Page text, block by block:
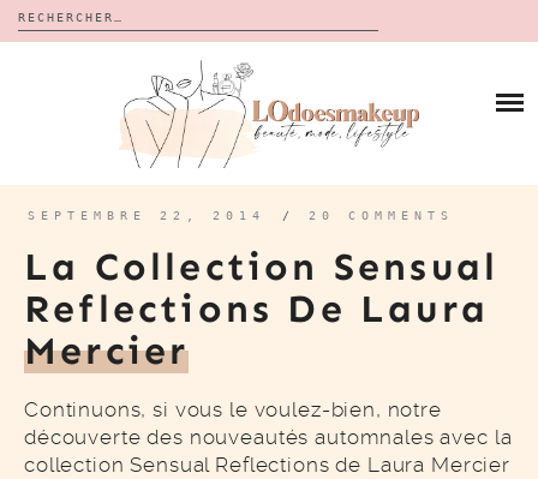
Rechercher :
CALENDRIERS DE L’AVENT
BON PLAN
À PROPOS
CONTACT
SEPTEMBRE 22, 2014 / 20 COMMENTS
La Collection Sensual
Reflections De Laura
Mercier
Continuons, si vous le voulez-bien, notre
découverte des nouveautés automnales avec la
collection Sensual Reflections de Laura Mercier